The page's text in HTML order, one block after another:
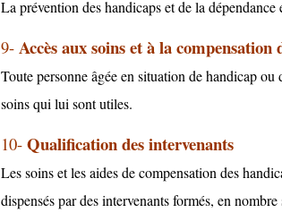
La prévention des handicaps et de la
9- Accès aux soins et à la compensation
Toute personne âgée en situation de handicap
soins qui lui sont utiles.
10- Qualification des intervenants
Les soins et les aides de compensation des
dispensés par des intervenants formés, en nombre